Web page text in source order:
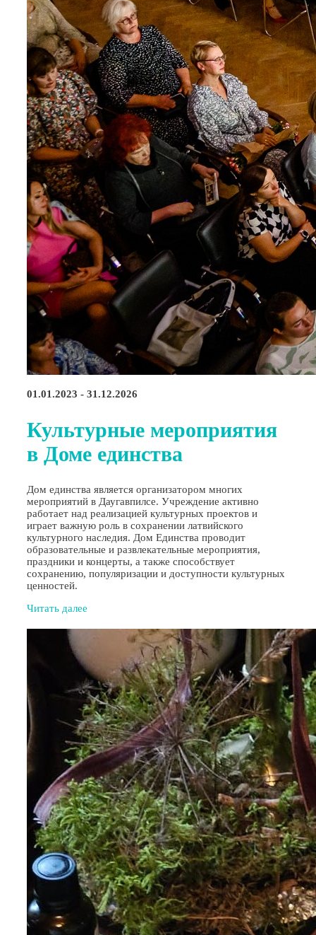
01.01.2023 - 31.12.2026
Культурные мероприятия
в Доме единства
Дом единства является организатором многих
мероприятий в Даугавпилсе. Учреждение активно
работает над реализацией культурных проектов и
играет важную роль в сохранении латвийского
культурного наследия. Дом Единства проводит
образовательные и развлекательные мероприятия,
праздники и концерты, а также способствует
сохранению, популяризации и доступности культурных
ценностей.
Читать далее